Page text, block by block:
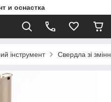
и оснастка
інструмент Свердла зі